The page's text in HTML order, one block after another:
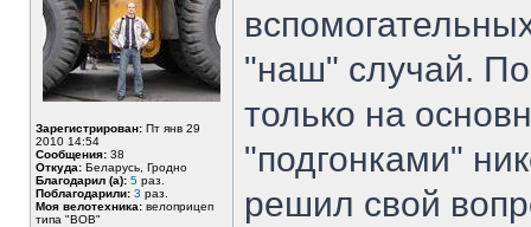
Зарегистрирован: Пт янв 29
2010 14:54
Сообщения: 38
Откуда: Беларусь, Гродно
Благодарил (а): 5 раз.
Поблагодарили: 3 раз.
Моя велотехника: велоприцеп
типа "BOB"
"наш" случай.
только на
"подгонками"
решил свой